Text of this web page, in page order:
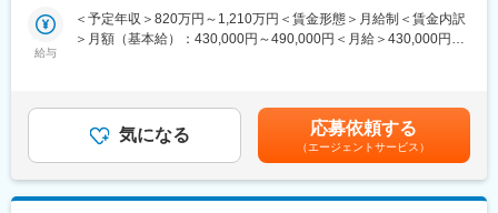
・コールセンターシステムのリニューアル（AIによる自動応答
含む）
■組織概要
・約4000人が1事業所に集い、多種多様な生命保険事務を行って
給与
＜予定年収＞820万円～1,210万円＜賃金形態＞月給制＜賃金内訳
＞月額（基本給）：430,000円～490,000円＜月給＞430,000円～
気になる 応募依頼する
（エージェントサービス）